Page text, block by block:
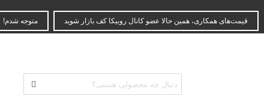
قیمت‌های همکاری، همین حالا عضو کانال روبیکا کف بازار شوید متوجه شدم!